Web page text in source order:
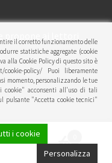
propone ai lettori
il corretto funzionamento delle
statistiche aggregate (cookie
alla Cookie Policy di questo sito è
cookie-policy/ Puoi liberamente
momento, personalizzando le tue
cookie" acconsenti all'uso di tali
pulsante "Accetta cookie tecnici"
i cookie
Personalizza